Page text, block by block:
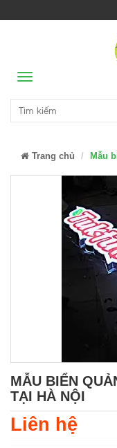
Menu
Trang chủ Mẫu
MẪU BIỂN
TẠI HÀ NỘI
Liên hệ